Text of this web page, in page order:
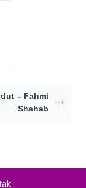
– Fahmi
Shahab